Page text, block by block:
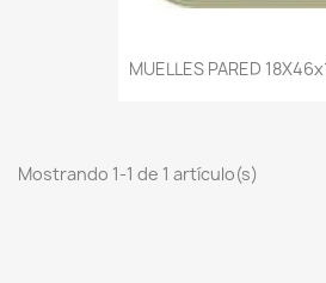
MUELLES PARED
Mostrando 1-1 de 1 artículo(s)